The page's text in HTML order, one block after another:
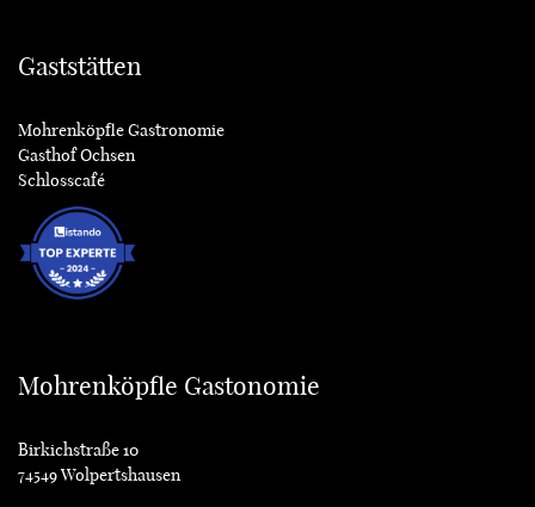
Gaststätten
Mohrenköpfle Gastronomie
Gasthof Ochsen
Schlosscafé
Mohrenköpfle Gastonomie
Birkichstraße 10
74549 Wolpertshausen